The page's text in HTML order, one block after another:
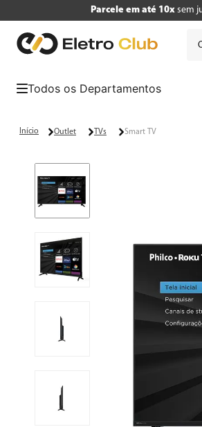
Parcele em até 10xsem
Outlet TVs Smart TV